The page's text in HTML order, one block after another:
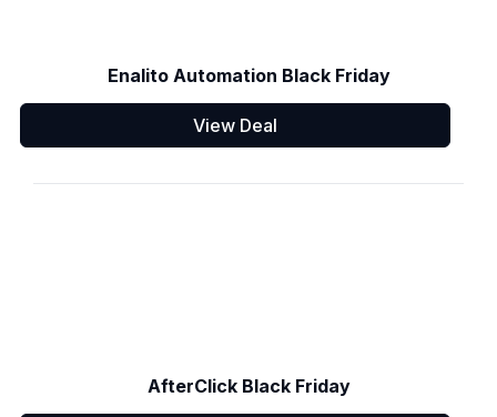
Enalito Automation Black Friday
View Deal
AfterClick Black Friday